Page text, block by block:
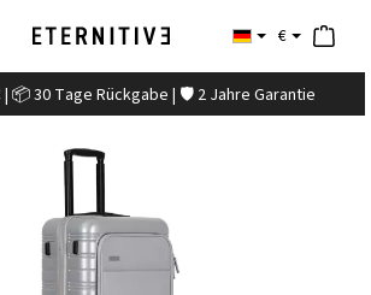
€
| 📦 30 Tage Rückgabe | 🛡️ 2 Jahre Garantie